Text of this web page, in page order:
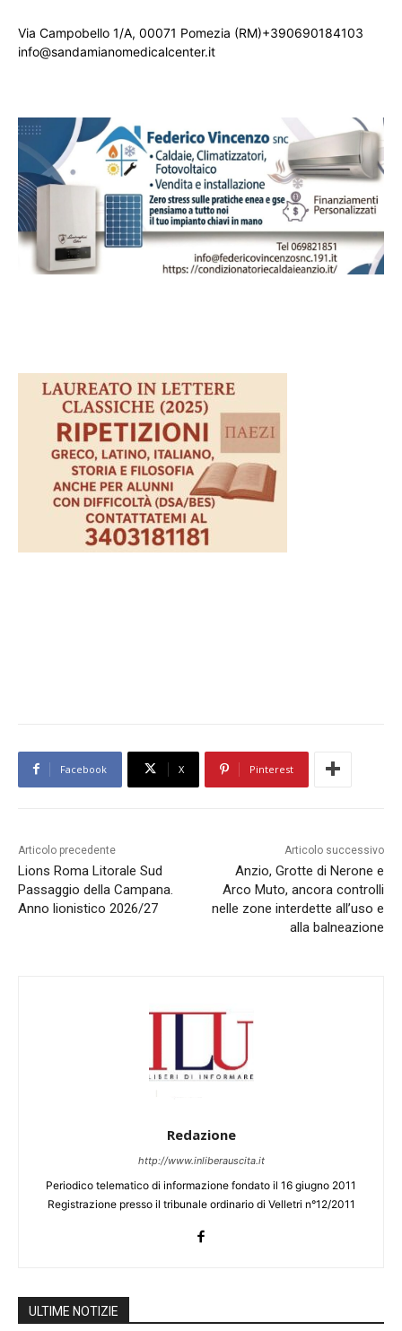
Via Campobello 1/A, 00071 Pomezia (RM)+390690184103
info@sandamianomedicalcenter.it
Facebook X Pinterest
Articolo precedente
Lions Roma Litorale Sud
Passaggio della Campana.
Anno lionistico 2026/27
Articolo successivo
Anzio, Grotte di Nerone e
Arco Muto, ancora controlli
nelle zone interdette all’uso e
alla balneazione
Redazione
http://www.inliberauscita.it
Periodico telematico di informazione fondato il 16 giugno 2011
Registrazione presso il tribunale ordinario di Velletri n°12/2011
ULTIME NOTIZIE